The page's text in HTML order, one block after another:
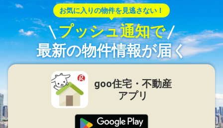
お気に入りの物件を見逃さない！
プッシュ通知で
最新の物件情報が届く
goo住宅・不動産
アプリ